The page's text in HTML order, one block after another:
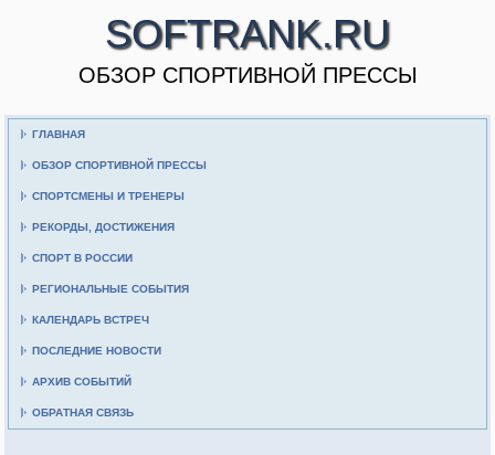
SOFTRANK.RU
ОБЗОР СПОРТИВНОЙ ПРЕССЫ
ГЛАВНАЯ
ОБЗОР СПОРТИВНОЙ ПРЕССЫ
СПОРТСМЕНЫ И ТРЕНЕРЫ
РЕКОРДЫ, ДОСТИЖЕНИЯ
СПОРТ В РОССИИ
РЕГИОНАЛЬНЫЕ СОБЫТИЯ
КАЛЕНДАРЬ ВСТРЕЧ
ПОСЛЕДНИЕ НОВОСТИ
АРХИВ СОБЫТИЙ
ОБРАТНАЯ СВЯЗЬ